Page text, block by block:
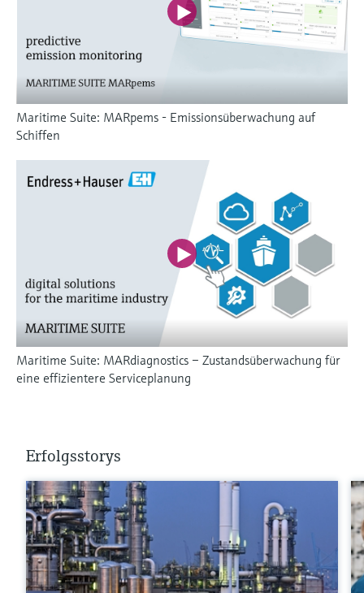
Maritime Suite: MARpems - Emissionsüberwachung auf
Schiffen
Maritime Suite: MARdiagnostics – Zustandsüberwachung für
eine effizientere Serviceplanung
Erfolgsstorys